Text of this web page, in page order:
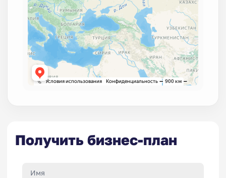
Получить бизнес-план